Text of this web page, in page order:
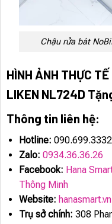
Chậu rửa bát
HÌNH ẢNH THỰC TẾ
LIKEN NL724D
Thông tin liên hệ:
Hotline: 090.699.3332
Zalo: 0934.36.36.26
Facebook: Hana
Thông Minh
Website: hanasmart.vn
Trụ sở chính: 308